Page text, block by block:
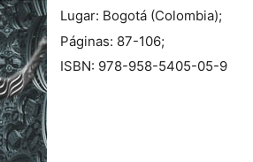
Lugar: Bogotá (Colombia);
Páginas: 87-106;
ISBN: 978-958-5405-05-9
web: